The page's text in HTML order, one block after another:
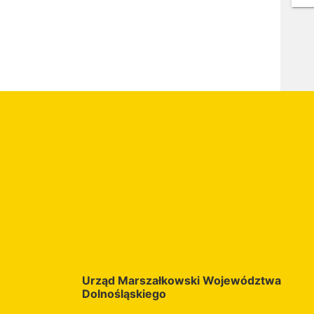
Urząd Marszałkowski Województwa
Dolnośląskiego